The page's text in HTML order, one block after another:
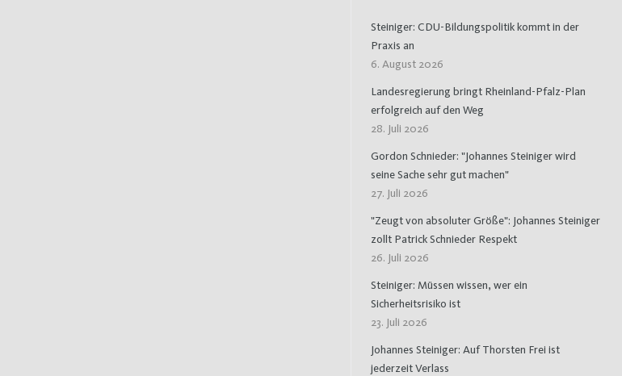
Steiniger: CDU-Bildungspolitik kommt in der
Praxis an
6. August 2026
Landesregierung bringt Rheinland-Pfalz-Plan
erfolgreich auf den Weg
28. Juli 2026
Gordon Schnieder: "Johannes Steiniger wird
seine Sache sehr gut machen"
27. Juli 2026
"Zeugt von absoluter Größe": Johannes Steiniger
zollt Patrick Schnieder Respekt
26. Juli 2026
Steiniger: Müssen wissen, wer ein
Sicherheitsrisiko ist
23. Juli 2026
Johannes Steiniger: Auf Thorsten Frei ist
jederzeit Verlass